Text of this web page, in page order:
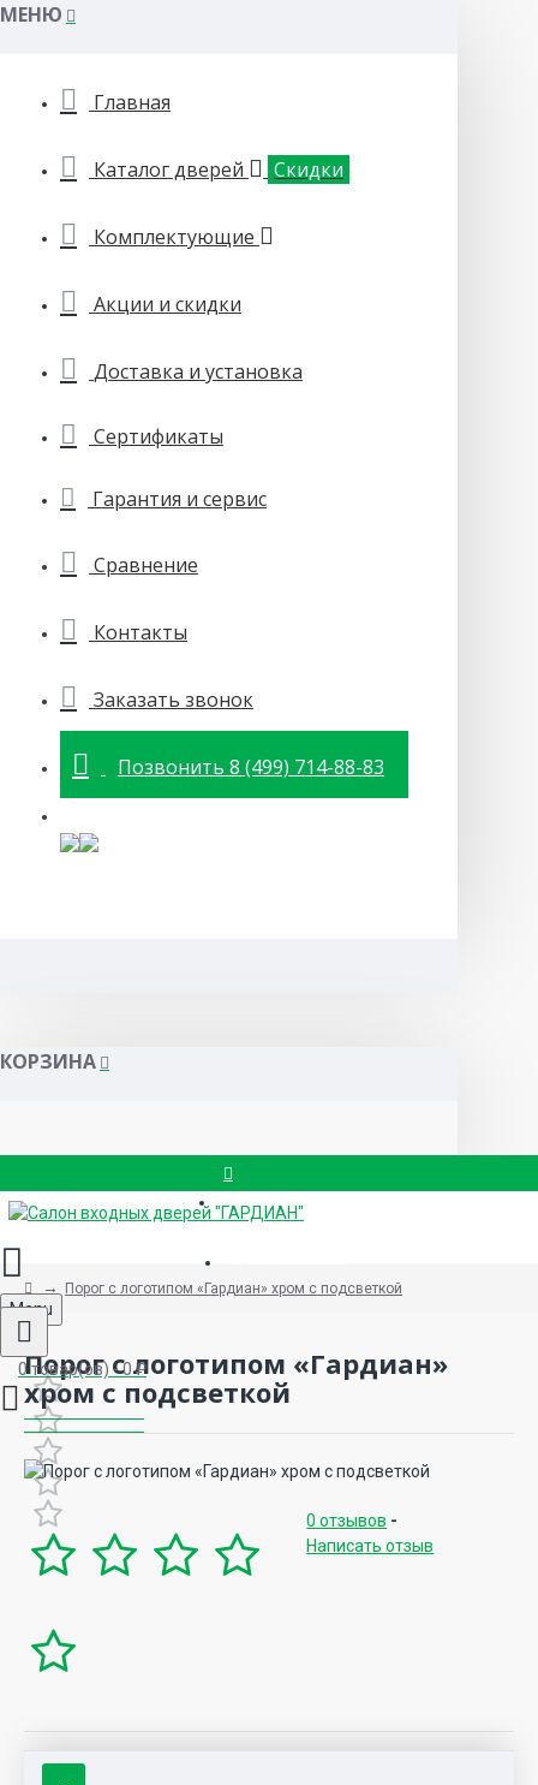
МЕНЮ
Главная
Каталог дверей Скидки
Комплектующие
Акции и скидки
Доставка и установка
Сертификаты
Гарантия и сервис
Сравнение
Контакты
Заказать звонок
Позвонить 8 (499) 714-88-83
КОРЗИНА
Menu
0 товар(ов) - 0 ₽
Порог с логотипом «Гардиан» хром с подсветкой
Порог с логотипом «Гардиан»
хром с подсветкой
0 отзывов -
Написать отзыв